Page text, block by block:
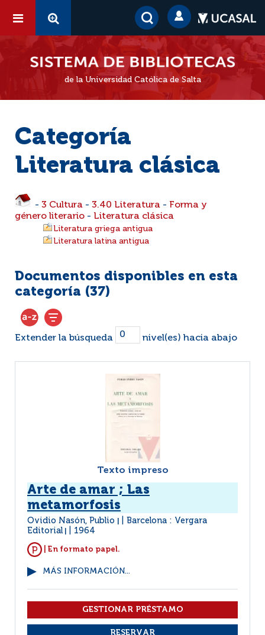
de la Universidad Católica de Salta
Categoría
Literatura clásica
- 3 Cultura - 3.40 Literatura - Forma y
género literario - Literatura clásica
Literatura griega antigua
Literatura latina antigua
Documentos disponibles en esta
categoría (37)
Extender la búsqueda nivel(es) hacia abajo
Texto impreso
Arte de amar ; Las
metamorfosis
Ovidio Nasón, Publio
Barcelona : Vergara
Editorial
1964
| En formato papel.
MÁS INFORMACIÓN...